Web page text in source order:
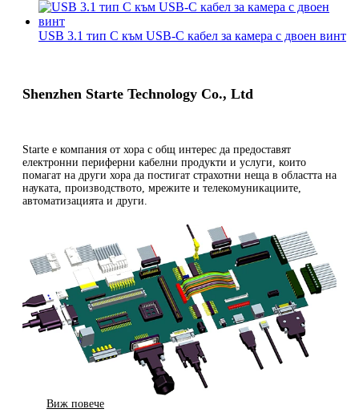
USB 3.1 тип C към USB-C кабел за камера с двоен винт
Shenzhen Starte Technology Co., Ltd
Starte е компания от хора с общ интерес да предоставят
електронни периферни кабелни продукти и услуги, които
помагат на други хора да постигат страхотни неща в областта на
науката, производството, мрежите и телекомуникациите,
автоматизацията и други.
Виж повече